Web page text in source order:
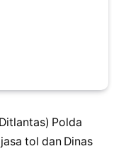
Polda
tol dan Dinas